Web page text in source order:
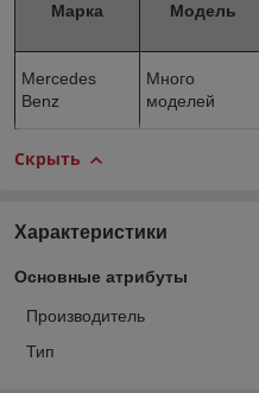
Марка Модель
Mercedes
Benz
Много
моделей
Скрыть
Характеристики
Основные атрибуты
Производитель
Тип